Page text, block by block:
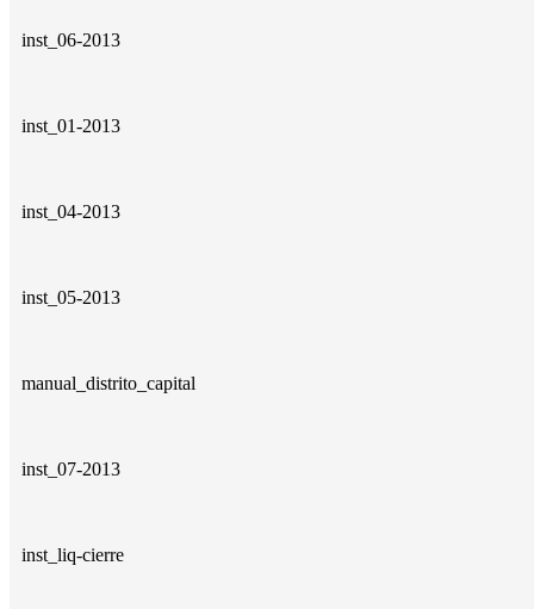
inst_06-2013
inst_01-2013
inst_04-2013
inst_05-2013
manual_distrito_capital
inst_07-2013
inst_liq-cierre